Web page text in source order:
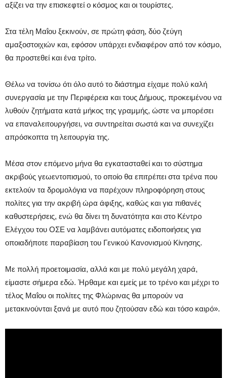
αξίζει να την επισκεφτεί ο κόσμος και οι τουρίστες.
Στα τέλη Μαΐου ξεκινούν, σε πρώτη φάση, δύο ζεύγη
αμαξοστοιχιών και, εφόσον υπάρχει ενδιαφέρον από τον κόσμο,
θα προστεθεί και ένα τρίτο.
Θέλω να τονίσω ότι όλο αυτό το διάστημα είχαμε πολύ καλή
συνεργασία με την Περιφέρεια και τους Δήμους, προκειμένου να
λυθούν ζητήματα κατά μήκος της γραμμής, ώστε να μπορέσει
να επαναλειτουργήσει, να συντηρείται σωστά και να συνεχίζει
απρόσκοπτα τη λειτουργία της.
Μέσα στον επόμενο μήνα θα εγκατασταθεί και το σύστημα
ακριβούς γεωεντοπισμού, το οποίο θα επιτρέπει στα τρένα που
εκτελούν τα δρομολόγια να παρέχουν πληροφόρηση στους
πολίτες για την ακριβή ώρα άφιξης, καθώς και για πιθανές
καθυστερήσεις, ενώ θα δίνει τη δυνατότητα και στο Κέντρο
Ελέγχου του ΟΣΕ να λαμβάνει αυτόματες ειδοποιήσεις για
οποιαδήποτε παραβίαση του Γενικού Κανονισμού Κίνησης.
Με πολλή προετοιμασία, αλλά και με πολύ μεγάλη χαρά,
είμαστε σήμερα εδώ. Ήρθαμε και εμείς με το τρένο και μέχρι το
τέλος Μαΐου οι πολίτες της Φλώρινας θα μπορούν να
μετακινούνται ξανά με αυτό που ζητούσαν εδώ και τόσο καιρό».